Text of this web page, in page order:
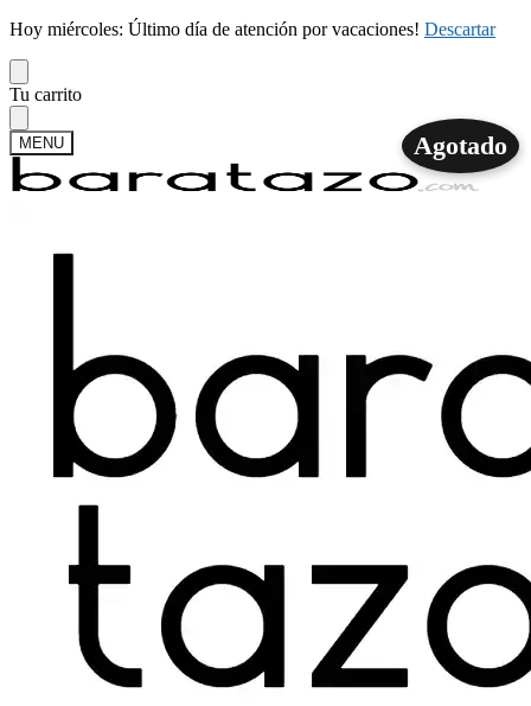
Hoy miércoles: Último día de atención por vacaciones! Descartar
Skip
to
navigation
Skip
to
content
Tu carrito
MENU
Mi cuenta
Agotado